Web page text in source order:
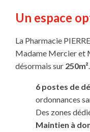
Un espace
La Pharmacie
Madame Mercier et
désormais sur 250m²
6 postes de
ordonnances
Des zones
Maintien à